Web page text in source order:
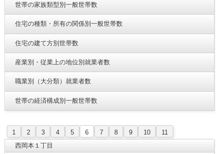
世帯の家族類型別一般世帯数
住宅の種類・所有の関係別一般世帯数
住宅の建て方別世帯数
産業別・従業上の地位別就業者数
職業別（大分類）就業者数
世帯の経済構成別一般世帯数
1 2 3 4 5 6 7 8 9 10
11
西岡本１丁目